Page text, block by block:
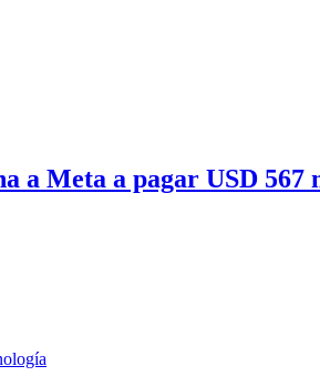
a Meta a pagar USD